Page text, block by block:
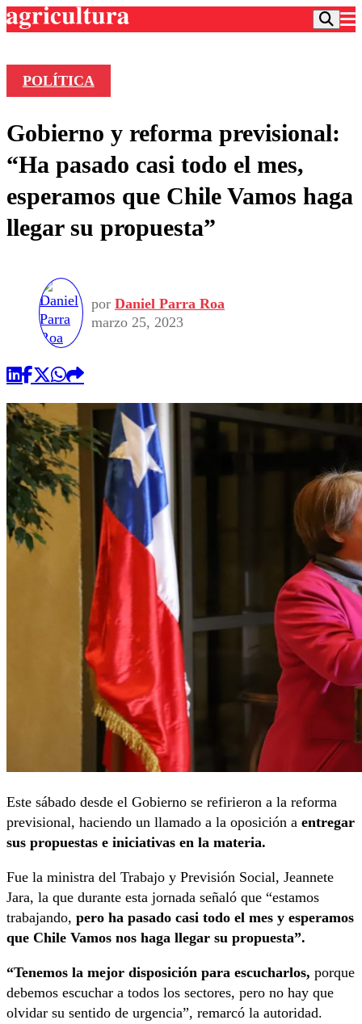
Frecuencias
Agricultura TV
Deportes
Colo Colo
Motor
Torneo Nacional
Universidad Católica
Entretención
Nacional
Política
Vida Social
Programas
Comercial
POLÍTICA
Gobierno y reforma previsional:
“Ha pasado casi todo el mes,
esperamos que Chile Vamos haga
llegar su propuesta”
por Daniel Parra Roa
marzo 25, 2023
Este sábado desde el Gobierno se refirieron a la reforma
previsional, haciendo un llamado a la oposición a entregar
sus propuestas e iniciativas en la materia.
Fue la ministra del Trabajo y Previsión Social, Jeannete
Jara, la que durante esta jornada señaló que “estamos
trabajando, pero ha pasado casi todo el mes y esperamos
que Chile Vamos nos haga llegar su propuesta”.
“Tenemos la mejor disposición para escucharlos, porque
debemos escuchar a todos los sectores, pero no hay que
olvidar su sentido de urgencia”, remarcó la autoridad.